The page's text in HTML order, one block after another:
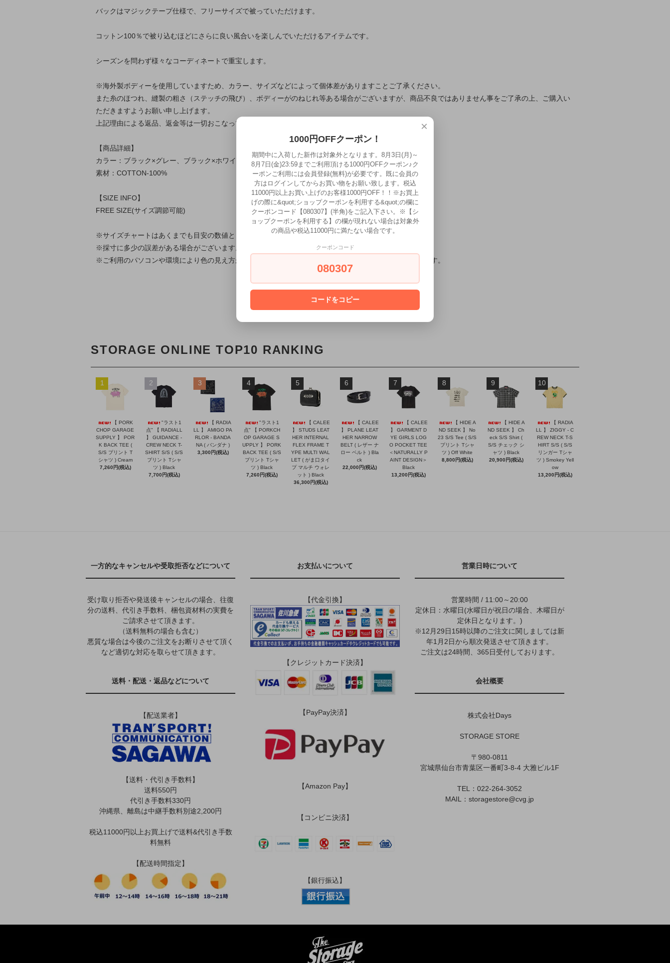
バックはマジックテープ仕様で、フリーサイズで被っていただけます。
コットン100％で被り込むほどにさらに良い風合いを楽しんでいただけるアイテムです。
シーズンを問わず様々なコーディネートで重宝します。
※海外製ボディーを使用していますため、カラー、サイズなどによって個体差がありますことご了承ください。
また糸のほつれ、縫製の粗さ（ステッチの飛び）、ボディーがのねじれ等ある場合がございますが、商品不良ではありません事をご了承の上、ご購入い
ただきますようお願い申し上げます。
上記理由による返品、返金等は一切おこなっておりません。
【商品詳細】
カラー：ブラック×グレー、ブラック×ホワイト、レッド、ブルー
素材：COTTON-100%
【SIZE INFO】
FREE SIZE(サイズ調節可能)
※サイズチャートはあくまでも目安の数値としてご確認ください。
※採寸に多少の誤差がある場合がございます。御了承ください。
※ご利用のパソコンや環境により色の見え方が違ったり、実際の色味が多少異なって見える場合がございます。
この商品を購入する
STORAGE ONLINE TOP10 RANKING
1
【 PORK
CHOP GARAGE
SUPPLY 】 POR
K BACK TEE (
S/S プリント T
シャツ ) Cream
7,260円(税込)
2
"ラスト1
点" 【 RADIALL
】 GUIDANCE -
CREW NECK T-
SHIRT S/S ( S/S
プリント Tシャ
ツ ) Black
7,700円(税込)
3
【 RADIA
LL 】 AMIGO PA
RLOR - BANDA
NA ( バンダナ )
3,300円(税込)
4
"ラスト1
点" 【 PORKCH
OP GARAGE S
UPPLY 】 PORK
BACK TEE ( S/S
プリント Tシャ
ツ ) Black
7,260円(税込)
5
【 CALEE
】 STUDS LEAT
HER INTERNAL
FLEX FRAME T
YPE MULTI WAL
LET ( がま口タイ
プ マルチ ウォレ
ット ) Black
36,300円(税込)
6
【 CALEE
】 PLANE LEAT
HER NARROW
BELT ( レザー ナ
ロー ベルト ) Bla
ck
22,000円(税込)
7
【 CALEE
】 GARMENT D
YE GIRLS LOG
O POCKET TEE
＜NATURALLY P
AINT DESIGN＞
Black
13,200円(税込)
8
【 HIDE A
ND SEEK 】 No
23 S/S Tee ( S/S
プリント Tシャ
ツ ) Off White
8,800円(税込)
9
【 HIDE A
ND SEEK 】 Ch
eck S/S Shirt (
S/S チェック シ
ャツ ) Black
20,900円(税込)
10
【 RADIA
LL 】 ZIGGY - C
REW NECK T-S
HIRT S/S ( S/S
リンガー Tシャ
ツ ) Smokey Yell
ow
13,200円(税込)
一方的なキャンセルや受取拒否などについて
受け取り拒否や発送後キャンセルの場合、往復
分の送料、代引き手数料、梱包資材料の実費を
ご請求させて頂きます。
（送料無料の場合も含む）
悪質な場合は今後のご注文をお断りさせて頂く
など適切な対応を取らせて頂きます。
送料・配送・返品などについて
【配送業者】
【送料・代引き手数料】
送料550円
代引き手数料330円
沖縄県、離島は中継手数料別途2,200円
税込11000円以上お買上げで送料&代引き手数
料無料
【配送時間指定】
お支払いについて
【代金引換】
【クレジットカード決済】
【PayPay決済】
【Amazon Pay】
【コンビニ決済】
【銀行振込】
営業日時について
営業時間 / 11:00～20:00
定休日：水曜日(水曜日が祝日の場合、木曜日が
定休日となります。)
※12月29日15時以降のご注文に関しましては新
年1月2日から順次発送させて頂きます。
ご注文は24時間、365日受付しております。
会社概要
株式会社Days
STORAGE STORE
〒980-0811
宮城県仙台市青葉区一番町3-8-4 大雅ビル1F
TEL：022-264-3052
MAIL： storagestore@cvg.jp
×
1000円OFFクーポン！
期間中に入荷した新作は対象外となります。8月3日(月)～
8月7日(金)23:59までご利用頂ける1000円OFFクーポン♪ク
ーポンご利用には会員登録(無料)が必要です。既に会員の
方はログインしてからお買い物をお願い致します。税込
11000円以上お買い上げのお客様1000円OFF！！※お買上
げの際に&quot;ショップクーポンを利用する&quot;の欄に
クーポンコード【080307】(半角)をご記入下さい。※【シ
ョップクーポンを利用する】の欄が現れない場合は対象外
の商品や税込11000円に満たない場合です。
クーポンコード
080307
コードをコピー